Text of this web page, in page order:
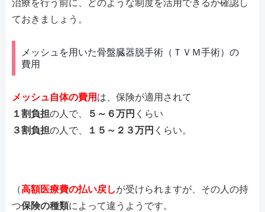
治療を行う前に、どのような制度を活用できるか確認し
ておきましょう。
メッシュを用いた骨盤臓器脱手術（ＴＶＭ手術）の
費用
メッシュ自体の費用 は、保険が適用されて
１割負担の人で、 ５～６万円 くらい
３割負担の人で、 １５～２３万円 くらい。
（高額医療費の払い戻しが受けられますが、その人の持
つ保険の種類によって違うようです。